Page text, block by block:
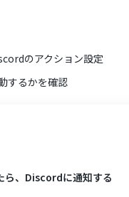
のアクション設定
するかを確認
ら、Discordに通知する